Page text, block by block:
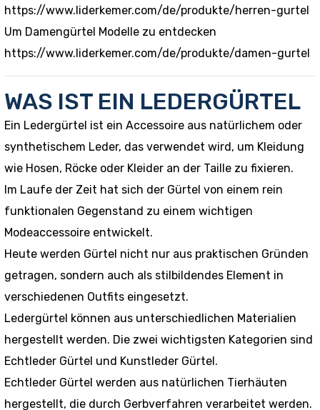
https://www.liderkemer.com/de/produkte/herren-gurtel
Um Damengürtel Modelle zu entdecken
https://www.liderkemer.com/de/produkte/damen-gurtel
WAS IST EIN LEDERGÜRTEL
Ein Ledergürtel ist ein Accessoire aus natürlichem oder
synthetischem Leder, das verwendet wird, um Kleidung
wie Hosen, Röcke oder Kleider an der Taille zu fixieren.
Im Laufe der Zeit hat sich der Gürtel von einem rein
funktionalen Gegenstand zu einem wichtigen
Modeaccessoire entwickelt.
Heute werden Gürtel nicht nur aus praktischen Gründen
getragen, sondern auch als stilbildendes Element in
verschiedenen Outfits eingesetzt.
Ledergürtel können aus unterschiedlichen Materialien
hergestellt werden. Die zwei wichtigsten Kategorien sind
Echtleder Gürtel und Kunstleder Gürtel.
Echtleder Gürtel werden aus natürlichen Tierhäuten
hergestellt, die durch Gerbverfahren verarbeitet werden.